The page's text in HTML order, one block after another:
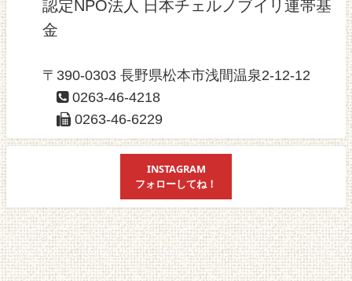
認定NPO法人 日本チェルノブイリ連帯基
金
〒390-0303 長野県松本市浅間温泉2-12-12
0263-46-4218
0263-46-6229
INSTAGRAM
フォローしてね！